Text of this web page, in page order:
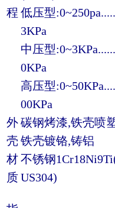
程 低压型
3KPa
中压型
0KPa
高压型
00KPa
外
壳
材
质
碳钢烤漆,铁壳喷
铁壳镀铬,铸铝
不锈钢
US304)